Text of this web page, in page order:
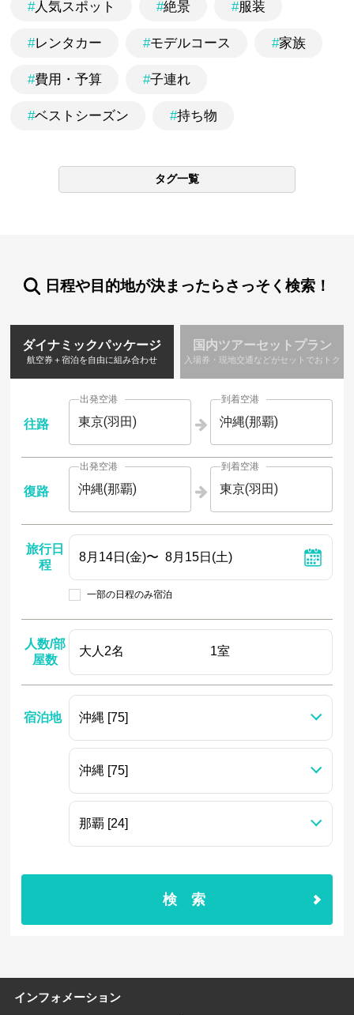
#人気スポット #絶景 #服装
#レンタカー #モデルコース #家族
#費用・予算 #子連れ
#ベストシーズン #持ち物
タグ一覧
日程や目的地が決まったらさっそく検索！
ダイナミックパッケージ
航空券＋宿泊を自由に組み合わせ
国内ツアーセットプラン
入場券・現地交通などがセットでおトク
往路
出発空港
東京(羽田)
到着空港
沖縄(那覇)
復路
出発空港
沖縄(那覇)
到着空港
東京(羽田)
旅行日
程
一部の日程のみ宿泊
人数/部
屋数
宿泊地
検索
インフォメーション